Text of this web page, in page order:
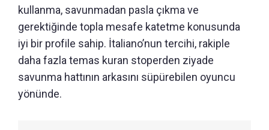
kullanma, savunmadan pasla çıkma ve
gerektiğinde topla mesafe katetme konusunda
iyi bir profile sahip. İtaliano’nun tercihi, rakiple
daha fazla temas kuran stoperden ziyade
savunma hattının arkasını süpürebilen oyuncu
yönünde.